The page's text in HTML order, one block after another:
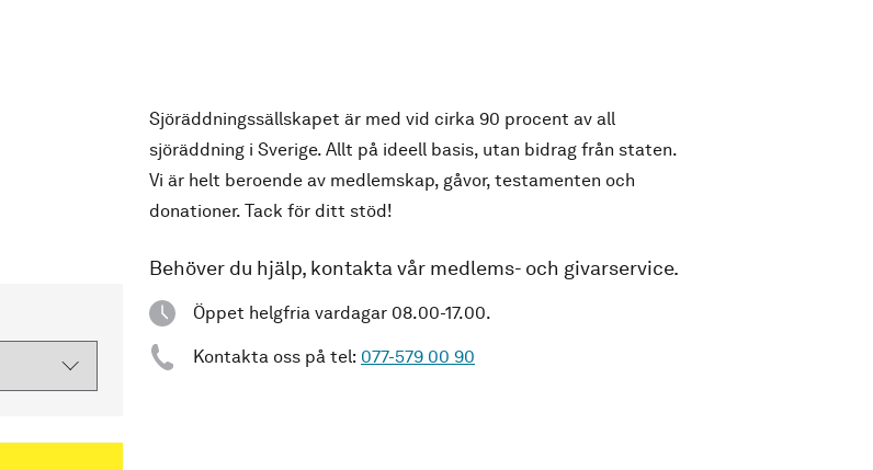
Sjöräddningssällskapet är med vid cirka 90 procent av all
sjöräddning i Sverige. Allt på ideell basis, utan bidrag från staten.
Vi är helt beroende av medlemskap, gåvor, testamenten och
donationer. Tack för ditt stöd!
Behöver du hjälp, kontakta vår medlems- och givarservice.
Öppet helgfria vardagar 08.00-17.00.
Kontakta oss på tel: 077-579 00 90